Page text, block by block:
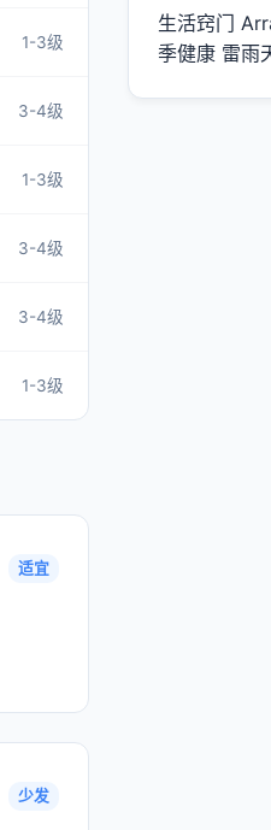
1-3级
3-4级
1-3级
3-4级
3-4级
1-3级
适宜
少发
生活窍门
季健康 雷雨